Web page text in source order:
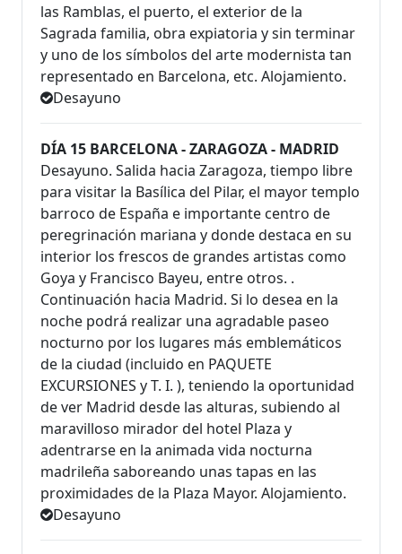
las Ramblas, el puerto, el exterior de la
Sagrada familia, obra expiatoria y sin terminar
y uno de los símbolos del arte modernista tan
representado en Barcelona, etc. Alojamiento.
Desayuno
DÍA 15 BARCELONA - ZARAGOZA - MADRID
Desayuno. Salida hacia Zaragoza, tiempo libre
para visitar la Basílica del Pilar, el mayor templo
barroco de España e importante centro de
peregrinación mariana y donde destaca en su
interior los frescos de grandes artistas como
Goya y Francisco Bayeu, entre otros. .
Continuación hacia Madrid. Si lo desea en la
noche podrá realizar una agradable paseo
nocturno por los lugares más emblemáticos
de la ciudad (incluido en PAQUETE
EXCURSIONES y T. I. ), teniendo la oportunidad
de ver Madrid desde las alturas, subiendo al
maravilloso mirador del hotel Plaza y
adentrarse en la animada vida nocturna
madrileña saboreando unas tapas en las
proximidades de la Plaza Mayor. Alojamiento.
Desayuno